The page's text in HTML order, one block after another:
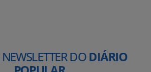
DODIÁRIO